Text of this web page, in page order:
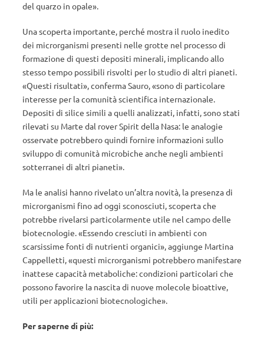
del quarzo in opale».
Una scoperta importante, perché mostra il ruolo inedito
dei microrganismi presenti nelle grotte nel processo di
formazione di questi depositi minerali, implicando allo
stesso tempo possibili risvolti per lo studio di altri pianeti.
«Questi risultati», conferma Sauro, «sono di particolare
interesse per la comunità scientifica internazionale.
Depositi di silice simili a quelli analizzati, infatti, sono stati
rilevati su Marte dal rover Spirit della Nasa: le analogie
osservate potrebbero quindi fornire informazioni sullo
sviluppo di comunità microbiche anche negli ambienti
sotterranei di altri pianeti».
Ma le analisi hanno rivelato un’altra novità, la presenza di
microrganismi fino ad oggi sconosciuti, scoperta che
potrebbe rivelarsi particolarmente utile nel campo delle
biotecnologie. «Essendo cresciuti in ambienti con
scarsissime fonti di nutrienti organici», aggiunge Martina
Cappelletti, «questi microrganismi potrebbero manifestare
inattese capacità metaboliche: condizioni particolari che
possono favorire la nascita di nuove molecole bioattive,
utili per applicazioni biotecnologiche».
Per saperne di più: